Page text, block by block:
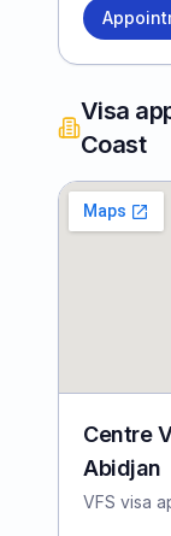
Visa
Coast
Centre
Abidjan
VFS visa